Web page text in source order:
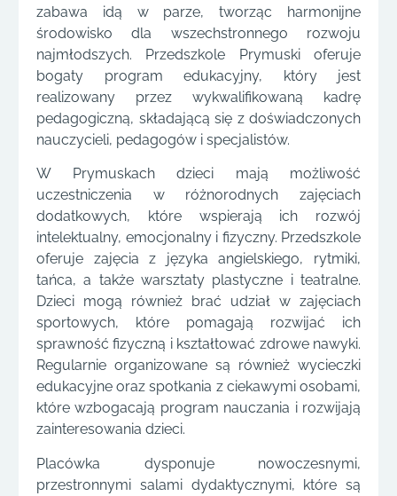
zabawa idą w parze, tworząc harmonijne
środowisko dla wszechstronnego rozwoju
najmłodszych. Przedszkole Prymuski oferuje
bogaty program edukacyjny, który jest
realizowany przez wykwalifikowaną kadrę
pedagogiczną, składającą się z doświadczonych
nauczycieli, pedagogów i specjalistów.
W Prymuskach dzieci mają możliwość
uczestniczenia w różnorodnych zajęciach
dodatkowych, które wspierają ich rozwój
intelektualny, emocjonalny i fizyczny. Przedszkole
oferuje zajęcia z języka angielskiego, rytmiki,
tańca, a także warsztaty plastyczne i teatralne.
Dzieci mogą również brać udział w zajęciach
sportowych, które pomagają rozwijać ich
sprawność fizyczną i kształtować zdrowe nawyki.
Regularnie organizowane są również wycieczki
edukacyjne oraz spotkania z ciekawymi osobami,
które wzbogacają program nauczania i rozwijają
zainteresowania dzieci.
Placówka dysponuje nowoczesnymi,
przestronnymi salami dydaktycznymi, które są